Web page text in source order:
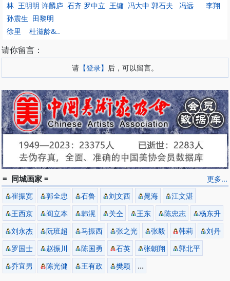
林 王明明 许麟庐 石齐 罗中立 王镛 冯大中 郭石夫 冯远 李翔
孙震生 田黎明
徐里 杜滋龄&..
请你留言：
请 【登录】 后，可以留言。
更多...
= 同城画家 =
崔振宽 郭全忠 石鲁 刘文西 晁海
江文湛
王西京
阎立本 韩滉 关仝 王东 陈忠志
杨东升
刘永杰
阮班超 马振西 张之光 张毅 韩莉
刘丹
罗国士
赵振川 陈国勇 石英 张朝翔
郭北平
乔宜男
陈光健 王有政 樊颖 ...